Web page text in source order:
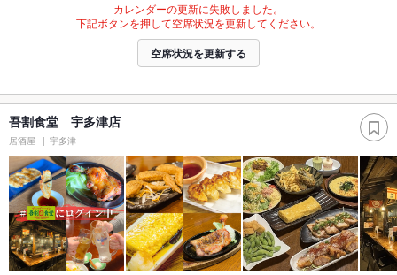
カレンダーの更新に失敗しました。
下記ボタンを押して空席状況を更新してください。
空席状況を更新する
吾割食堂 宇多津店
居酒屋 宇多津